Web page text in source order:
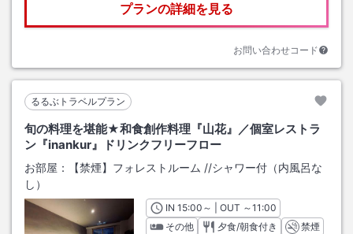
プランの詳細を見る
お問い合わせコード
るるぶトラベルプラン
旬の料理を堪能★和食創作料理『山花』／個室レストラ
ン『inankur』ドリンクフリーフロー
お部屋： 【禁煙】フォレストルーム //シャワー付（内風呂な
し）
INチェックイン
15:00 ～ | OUT チェックアウト
～11:00
その他
夕食/朝食付き
禁煙